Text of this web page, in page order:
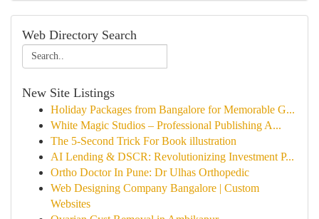
Web Directory Search
New Site Listings
Holiday Packages from Bangalore for Memorable G...
White Magic Studios – Professional Publishing A...
The 5-Second Trick For Book illustration
AI Lending & DSCR: Revolutionizing Investment P...
Ortho Doctor In Pune: Dr Ulhas Orthopedic
Web Designing Company Bangalore | Custom
Websites